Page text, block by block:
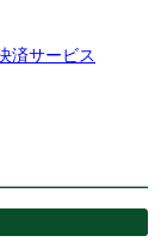
済サービス